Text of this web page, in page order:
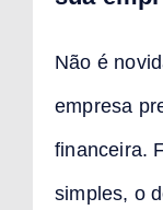
Não é
empresa
financeira.
simples, o